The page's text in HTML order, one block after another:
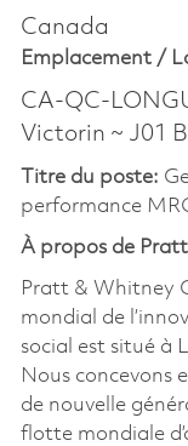
Canada
Emplacement /
CA-QC-
Victorin ~ J01
Titre du poste:
performance
À propos de
Pratt & Whitney
mondial de
social est situé à
Nous concevons
de nouvelle
flotte mondiale